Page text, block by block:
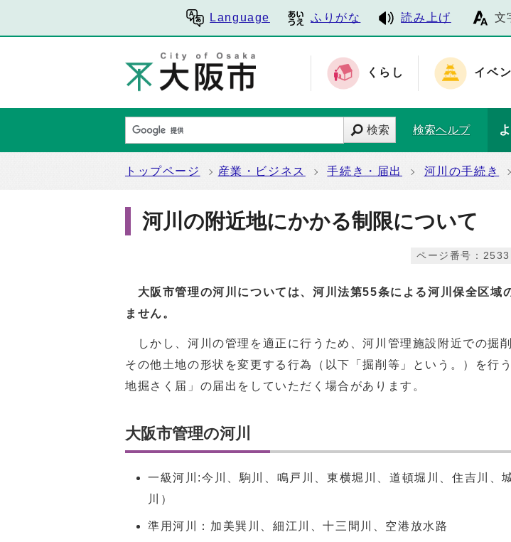
Language ふりがな 読み上げ 文
くらし イベ
検索 検索ヘルプ
トップページ 産業・ビジネス 手続き・届出 河川の手続き
河川の附近地にかかる制限について
ページ番号：2533
大阪市管理の河川については、河川法第55条による河川保全区域
ません。
しかし、河川の管理を適正に行うため、河川管理施設附近での掘
その他土地の形状を変更する行為（以下「掘削等」という。）を行
地掘さく届」の届出をしていただく場合があります。
大阪市管理の河川
一級河川:今川、駒川、鳴戸川、東横堀川、道頓堀川、住吉川、
川）
準用河川：加美巽川、細江川、十三間川、空港放水路